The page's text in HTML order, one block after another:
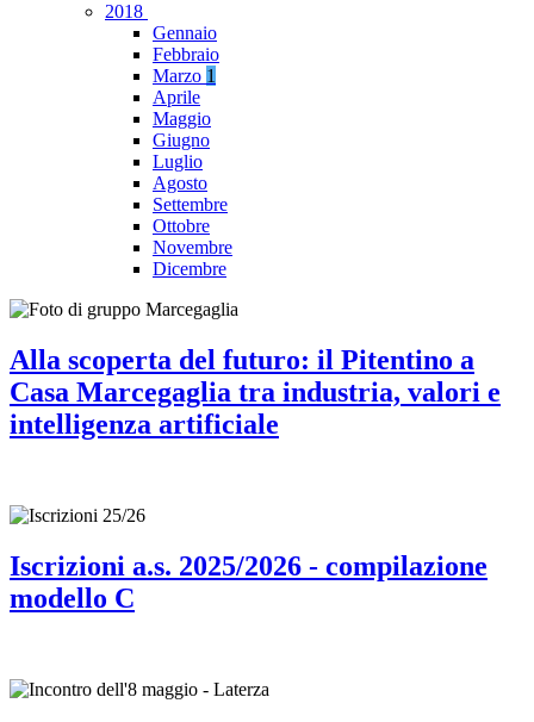
2018
Gennaio
Febbraio
Marzo 1
Aprile
Maggio
Giugno
Luglio
Agosto
Settembre
Ottobre
Novembre
Dicembre
Alla scoperta del futuro: il Pitentino a
Casa Marcegaglia tra industria, valori e
intelligenza artificiale
Iscrizioni a.s. 2025/2026 - compilazione
modello C